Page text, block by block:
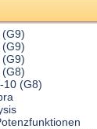
(G9)
(G9)
(G9)
(G8)
10 (G8)